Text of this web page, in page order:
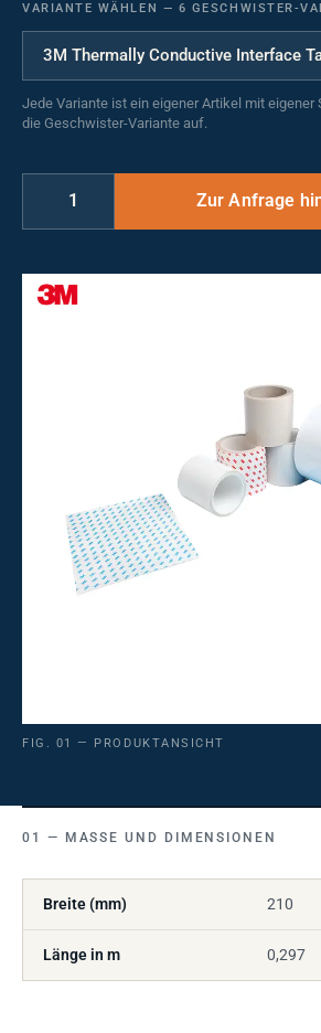
VARIANTE WÄHLEN — 6 GESCHWISTER-
Jede Variante ist ein eigener Artikel mit
die Geschwister-Variante auf.
FIG. 01 — PRODUKTANSICHT
MASSE UND DIMENSIONEN
Breite (mm) 210
Länge in m 0,297